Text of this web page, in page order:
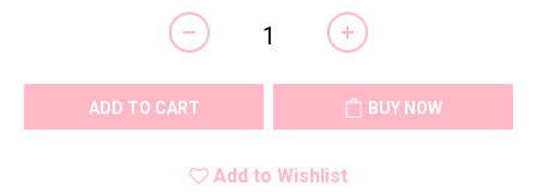
ADD TO CART BUY NOW
Add to Wishlist